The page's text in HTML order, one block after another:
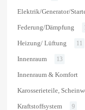
Elektrik/Generator/
Federung/Dämpfung
Heizung/ Lüftung 11
Innenraum 13
Innenraum & Komfort
Karosserieteile,
Kraftstoffsystem 9